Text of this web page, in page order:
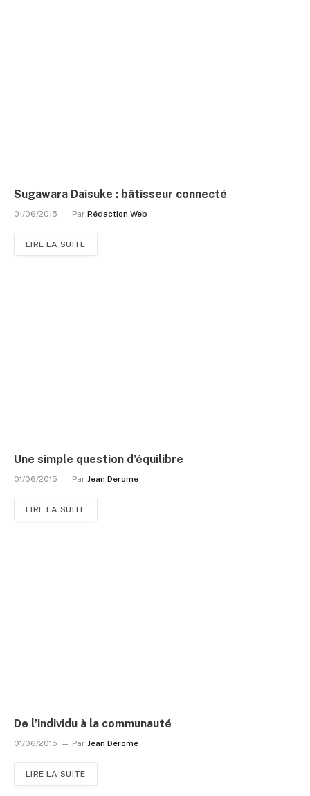
Sugawara Daisuke : bâtisseur connecté
01/06/2015 Par Rédaction Web
LIRE LA SUITE
Une simple question d’équilibre
01/06/2015 Par Jean Derome
LIRE LA SUITE
De l’individu à la communauté
01/06/2015 Par Jean Derome
LIRE LA SUITE